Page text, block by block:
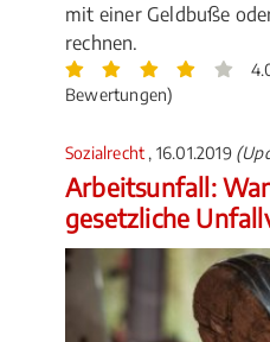
mit einer Geldbuße
rechnen.
Bewertungen)
Sozialrecht , 16.01.2019
Arbeitsunfall:
gesetzliche